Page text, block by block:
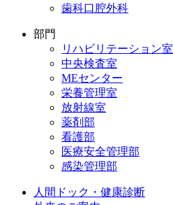
歯科口腔外科
部門
リハビリテーション室
中央検査室
MEセンター
栄養管理室
放射線室
薬剤部
看護部
医療安全管理部
感染管理部
人間ドック・健康診断